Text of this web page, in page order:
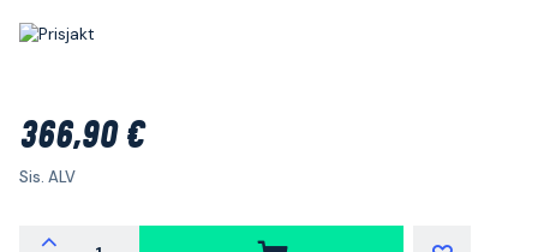
366,90 €
Sis. ALV